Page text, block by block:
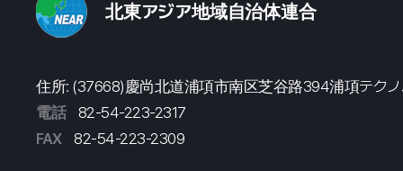
北東アジア地域自治体連合
住所: (37668)慶尚北道浦項市南区芝谷路394浦項テク
電話
82-54-223-2317
FAX
82-54-223-2309